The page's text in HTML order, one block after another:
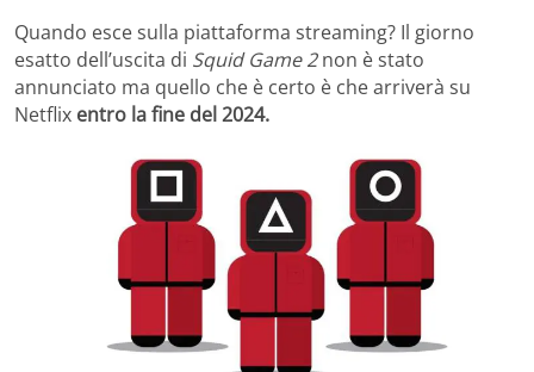
Quando esce sulla piattaforma streaming? Il giorno
esatto dell’uscita di Squid Game 2non è stato
annunciato ma quello che è certo è che arriverà su
Netflix entro la fine del 2024.